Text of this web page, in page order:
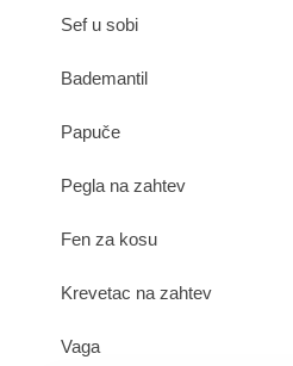
Sef u sobi
Bademantil
Papuče
Pegla na zahtev
Fen za kosu
Krevetac na zahtev
Vaga